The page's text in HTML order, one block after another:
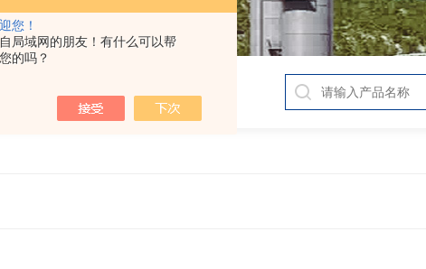
您！
局域网的朋友！有什么可以帮
的吗？